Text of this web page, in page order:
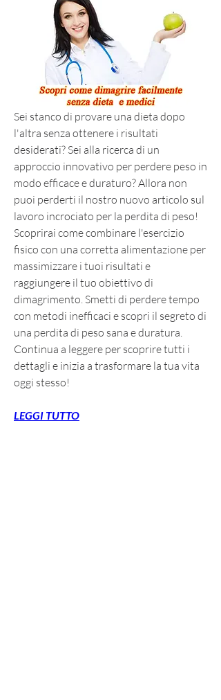
Sei stanco di provare una dieta dopo
l'altra senza ottenere i risultati
desiderati? Sei alla ricerca di un
approccio innovativo per perdere peso in
modo efficace e duraturo? Allora non
puoi perderti il nostro nuovo articolo sul
lavoro incrociato per la perdita di peso!
Scoprirai come combinare l'esercizio
fisico con una corretta alimentazione per
massimizzare i tuoi risultati e
raggiungere il tuo obiettivo di
dimagrimento. Smetti di perdere tempo
con metodi inefficaci e scopri il segreto di
una perdita di peso sana e duratura.
Continua a leggere per scoprire tutti i
dettagli e inizia a trasformare la tua vita
oggi stesso!
LEGGI TUTTO